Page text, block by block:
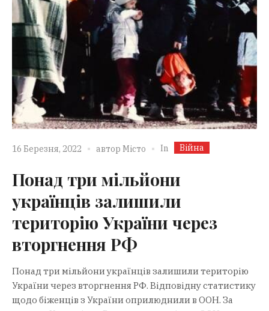
16 Березня, 2022 автор Місто In Війна
Понад три мільйони
українців залишили
територію України через
вторгнення РФ
Понад три мільйони українців залишили територію
України через вторгнення РФ. Відповідну статистику
щодо біженців з України оприлюднили в ООН. За